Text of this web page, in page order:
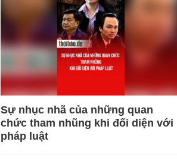
Sự nhục nhã của những quan
chức tham nhũng khi đối diện với
pháp luật